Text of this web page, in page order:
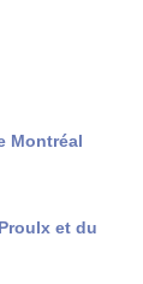
Montréal
et du